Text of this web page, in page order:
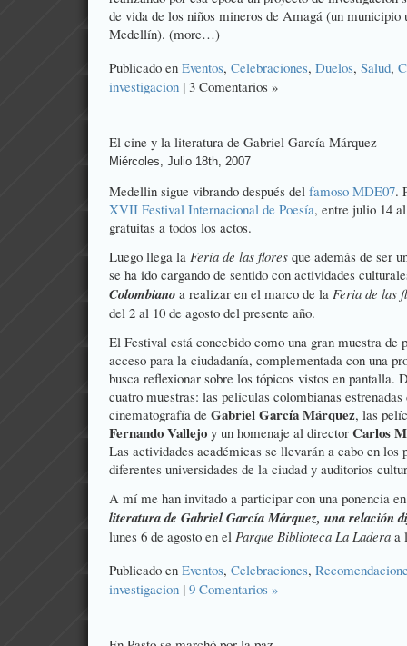
de vida de los niños mineros de Amagá (un municipio
Medellín). (more…)
Publicado en Eventos, Celebraciones, Duelos, Salud,
investigacion | 3 Comentarios »
El cine y la literatura de Gabriel García Márquez
Miércoles, Julio 18th, 2007
Medellin sigue vibrando después del famoso MDE07.
XVII Festival Internacional de Poesía, entre julio 14
gratuitas a todos los actos.
Luego llega la Feria de las flores que además de ser
se ha ido cargando de sentido con actividades
Colombiano a realizar en el marco de la Feria de las
del 2 al 10 de agosto del presente año.
El Festival está concebido como una gran muestra de
acceso para la ciudadanía, complementada con una
busca reflexionar sobre los tópicos vistos en pantalla.
cuatro muestras: las películas colombianas
cinematografía de Gabriel García Márquez, las
Fernando Vallejo y un homenaje al director Carlos
Las actividades académicas se llevarán a cabo en los
diferentes universidades de la ciudad y auditorios
A mí me han invitado a participar con una ponencia
literatura de Gabriel García Márquez, una relación
lunes 6 de agosto en el Parque Biblioteca La Ladera a
Publicado en Eventos, Celebraciones,
investigacion | 9 Comentarios »